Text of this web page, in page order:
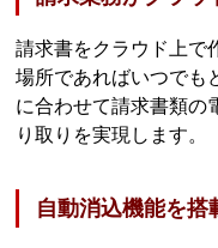
請求書をクラウド上で
場所であればいつでも
に合わせて請求書類の
り取りを実現します。
自動消込機能を搭